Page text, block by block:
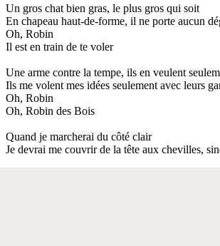
Un gros chat bien gras, le plus gros qui soit
En chapeau haut-de-forme, il ne porte aucun
Oh, Robin
Il est en train de te voler
Une arme contre la tempe, ils en veulent
Ils me volent mes idées seulement avec leurs
Oh, Robin
Oh, Robin des Bois
Quand je marcherai du côté clair
Je devrai me couvrir de la tête aux chevilles,